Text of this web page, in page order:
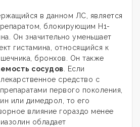
в данном ЛС, является
блокирующим Н1-
Он значительно уменьшает
гистамина, относящийся к
бронхов. Он также
сосудов . Если
средство с
первого поколения,
или димедрол, то его
влияние гораздо менее
обладает